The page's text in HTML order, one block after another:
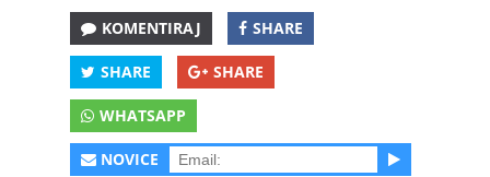
KOMENTIRAJ SHARE
SHARE SHARE
WHATSAPP
NOVICE